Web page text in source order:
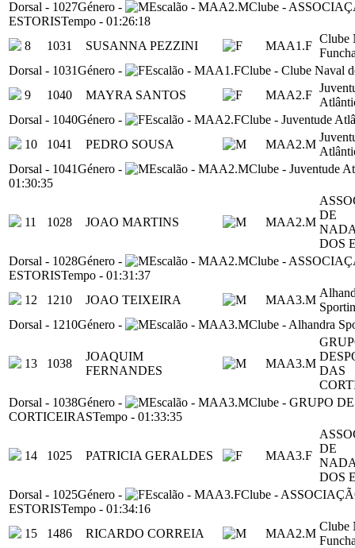
Dorsal - 1027Género - Escalão - MAA2.MClube -
ESTORISTempo - 01:26:18
8
1031 SUSANNA PEZZINI MAA1.F
Clube
Dorsal - 1031Género - Escalão - MAA1.FClube - Clube Naval
9
1040 MAYRA SANTOS MAA2.F
Dorsal - 1040Género - Escalão - MAA2.FClube - Juventude
10
1041 PEDRO SOUSA MAA2.M
Dorsal - 1041Género - Escalão - MAA2.MClube - Juventude
01:30:35
11 1028 JOAO MARTINS MAA2.M
DE
DOS
Dorsal - 1028Género - Escalão - MAA2.MClube -
ESTORISTempo - 01:31:37
12
1210 JOAO TEIXEIRA MAA3.M
Dorsal - 1210Género - Escalão - MAA3.MClube - Alhandra
13 1038
JOAQUIM
FERNANDES
MAA3.M
DAS
Dorsal - 1038Género - Escalão - MAA3.MClube - GRUPO
CORTICEIRASTempo - 01:33:35
14 1025 PATRICIA GERALDES MAA3.F
DE
DOS
Dorsal - 1025Género - Escalão - MAA3.FClube -
ESTORISTempo - 01:34:16
15
1486 RICARDO CORREIA MAA2.M
Clube